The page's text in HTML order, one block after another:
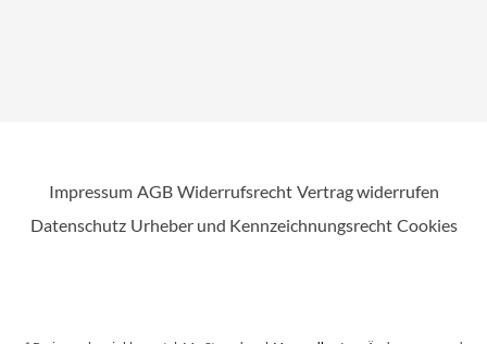
Impressum AGB Widerrufsrecht Vertrag widerrufen
Datenschutz Urheber und Kennzeichnungsrecht Cookies